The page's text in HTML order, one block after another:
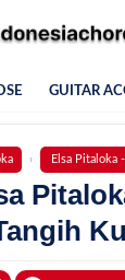
GUITAR
Elsa Pitaloka